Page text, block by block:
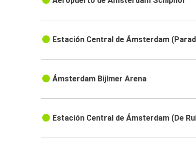
Estación Central de Ámsterdam
Ámsterdam Bijlmer Arena
Estación Central de Ámsterdam (De